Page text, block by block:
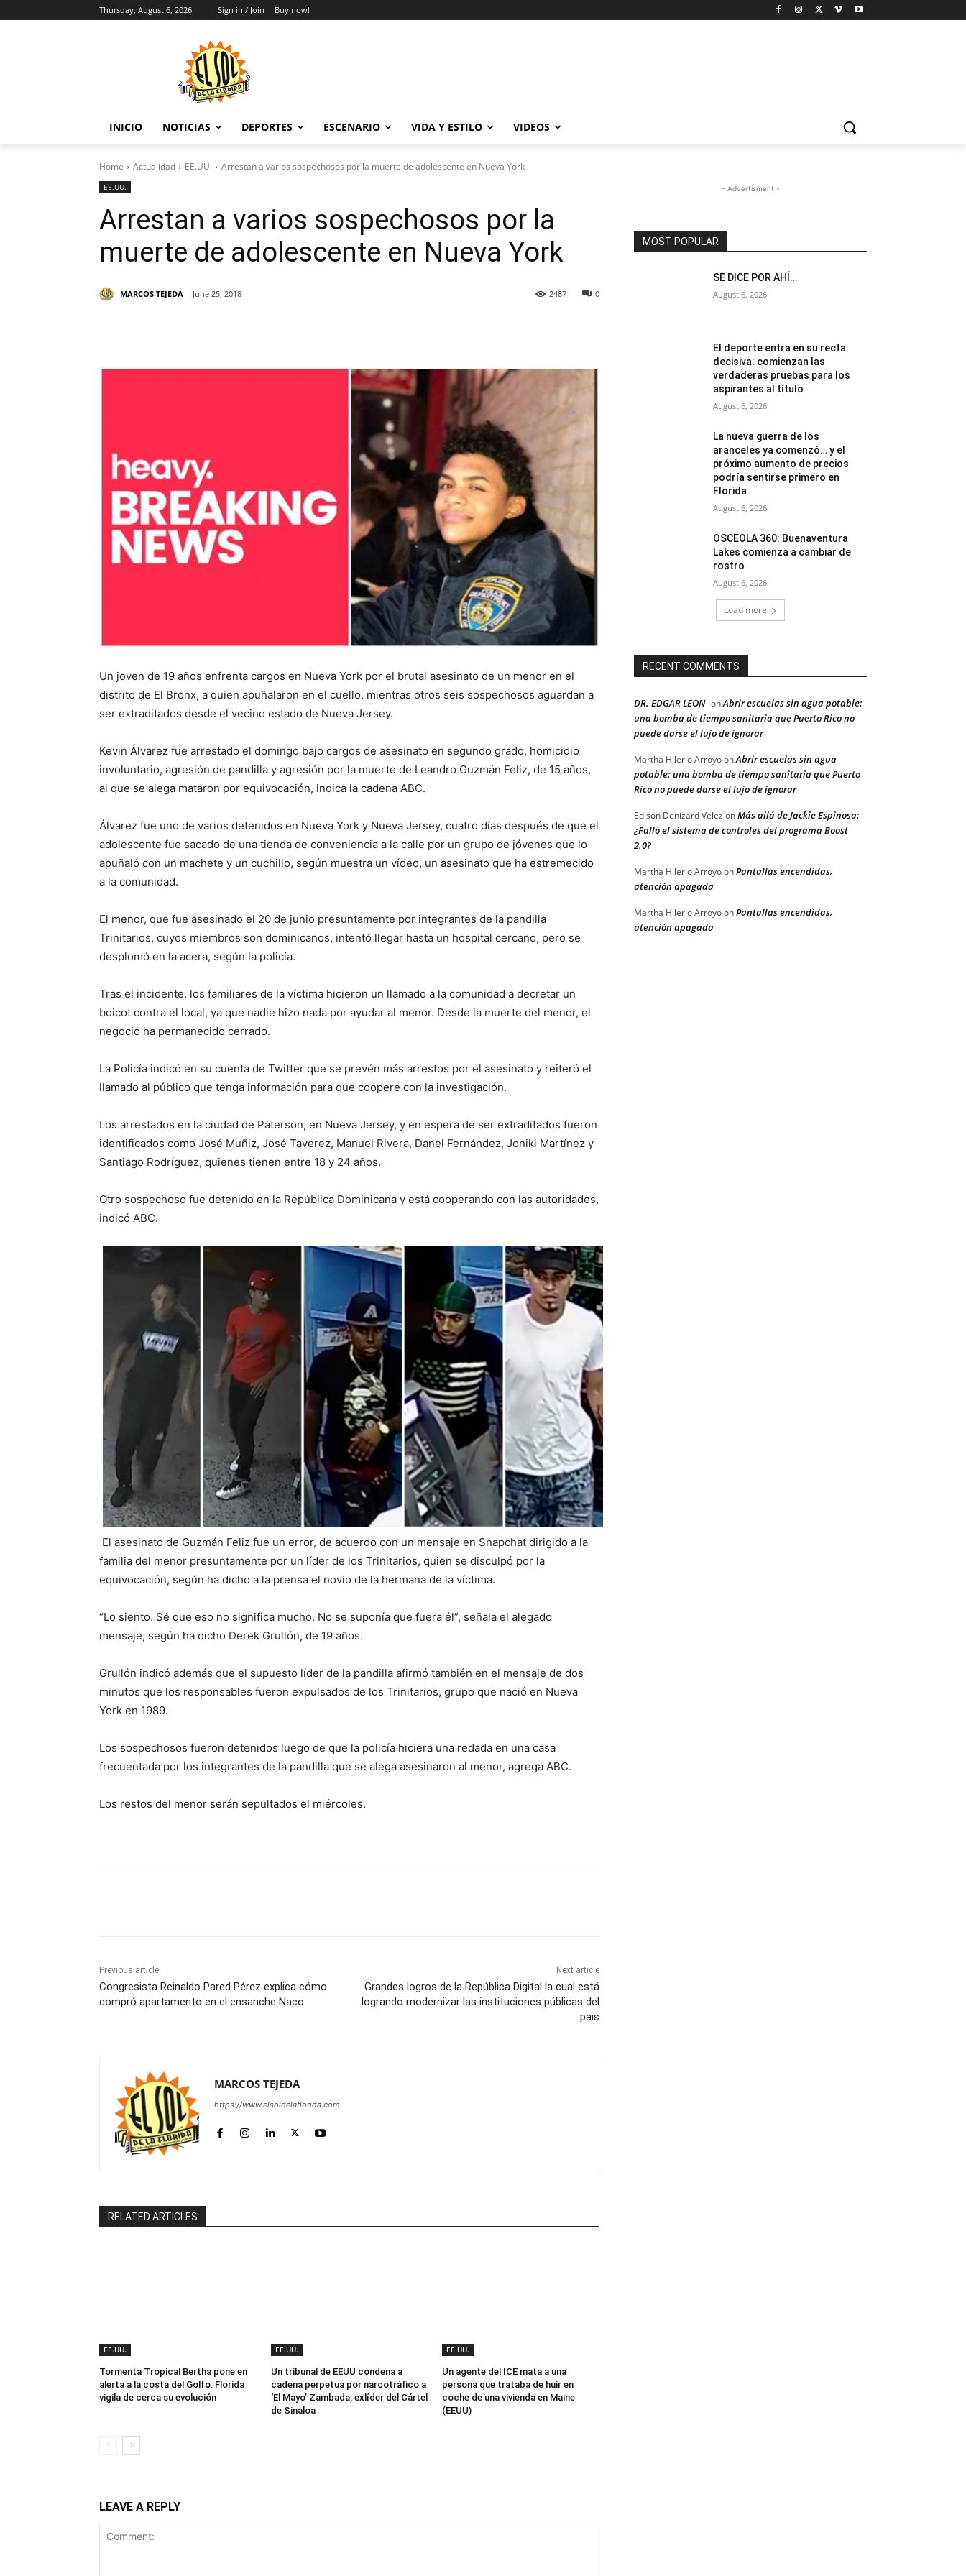
Thursday, August 6, 2026 Sign in / Join Buy now!
INICIO NOTICIAS DEPORTES ESCENARIO VIDA Y ESTILO VIDEOS
Home Actualidad EE.UU. Arrestan a varios sospechosos por la muerte de adolescente en Nueva York
EE.UU.
Arrestan a varios sospechosos por la
muerte de adolescente en Nueva York
MARCOS TEJEDA June 25, 2018 0
2487
Un joven de 19 años enfrenta cargos en Nueva York por el brutal asesinato de un menor en el
distrito de El Bronx, a quien apuñalaron en el cuello, mientras otros seis sospechosos aguardan a
ser extraditados desde el vecino estado de Nueva Jersey.
Kevin Álvarez fue arrestado el domingo bajo cargos de asesinato en segundo grado, homicidio
involuntario, agresión de pandilla y agresión por la muerte de Leandro Guzmán Feliz, de 15 años,
al que se alega mataron por equivocación, indica la cadena ABC.
Álvarez fue uno de varios detenidos en Nueva York y Nueva Jersey, cuatro días después de que el
adolescente fue sacado de una tienda de conveniencia a la calle por un grupo de jóvenes que lo
apuñaló con un machete y un cuchillo, según muestra un vídeo, un asesinato que ha estremecido
a la comunidad.
El menor, que fue asesinado el 20 de junio presuntamente por integrantes de la pandilla
Trinitarios, cuyos miembros son dominicanos, intentó llegar hasta un hospital cercano, pero se
desplomó en la acera, según la policía.
Tras el incidente, los familiares de la víctima hicieron un llamado a la comunidad a decretar un
boicot contra el local, ya que nadie hizo nada por ayudar al menor. Desde la muerte del menor, el
negocio ha permanecido cerrado.
La Policía indicó en su cuenta de Twitter que se prevén más arrestos por el asesinato y reiteró el
llamado al público que tenga información para que coopere con la investigación.
Los arrestados en la ciudad de Paterson, en Nueva Jersey, y en espera de ser extraditados fueron
identificados como José Muñiz, José Taverez, Manuel Rivera, Danel Fernández, Joniki Martínez y
Santiago Rodríguez, quienes tienen entre 18 y 24 años.
Otro sospechoso fue detenido en la República Dominicana y está cooperando con las autoridades,
indicó ABC.
El asesinato de Guzmán Feliz fue un error, de acuerdo con un mensaje en Snapchat dirigido a la
familia del menor presuntamente por un líder de los Trinitarios, quien se disculpó por la
equivocación, según ha dicho a la prensa el novio de la hermana de la víctima.
“Lo siento. Sé que eso no significa mucho. No se suponía que fuera él”, señala el alegado
mensaje, según ha dicho Derek Grullón, de 19 años.
Grullón indicó además que el supuesto líder de la pandilla afirmó también en el mensaje de dos
minutos que los responsables fueron expulsados de los Trinitarios, grupo que nació en Nueva
York en 1989.
Los sospechosos fueron detenidos luego de que la policía hiciera una redada en una casa
frecuentada por los integrantes de la pandilla que se alega asesinaron al menor, agrega ABC.
Los restos del menor serán sepultados el miércoles.
Previous article
Congresista Reinaldo Pared Pérez explica cómo
compró apartamento en el ensanche Naco
Next article
Grandes logros de la República Digital la cual está
logrando modernizar las instituciones públicas del
pais
MARCOS TEJEDA
https://www.elsoldelaflorida.com
RELATED ARTICLES
EE.UU.
Tormenta Tropical Bertha pone en
alerta a la costa del Golfo: Florida
vigila de cerca su evolución
EE.UU.
Un tribunal de EEUU condena a
cadena perpetua por narcotráfico a
‘El Mayo’ Zambada, exlíder del Cártel
de Sinaloa
EE.UU.
Un agente del ICE mata a una
persona que trataba de huir en
coche de una vivienda en Maine
(EEUU)
LEAVE A REPLY
- Advertisment -
MOST POPULAR
SE DICE POR AHÍ…
August 6, 2026
El deporte entra en su recta
decisiva: comienzan las
verdaderas pruebas para los
aspirantes al título
August 6, 2026
La nueva guerra de los
aranceles ya comenzó… y el
próximo aumento de precios
podría sentirse primero en
Florida
August 6, 2026
OSCEOLA 360: Buenaventura
Lakes comienza a cambiar de
rostro
August 6, 2026
Load more
RECENT COMMENTS
DR. EDGAR LEON onAbrir escuelas sin agua potable:
una bomba de tiempo sanitaria que Puerto Rico no
puede darse el lujo de ignorar
Martha Hilerio ArroyoonAbrir escuelas sin agua
potable: una bomba de tiempo sanitaria que Puerto
Rico no puede darse el lujo de ignorar
Edison Denizard Velez onMás allá de Jackie Espinosa:
¿Falló el sistema de controles del programa Boost
2.0?
Martha Hilerio ArroyoonPantallas encendidas,
atención apagada
Martha Hilerio ArroyoonPantallas encendidas,
atención apagada